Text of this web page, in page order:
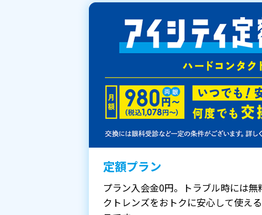
定額プラン
プラン入会金0円。トラブル時には
クトレンズをおトクに安心して使え